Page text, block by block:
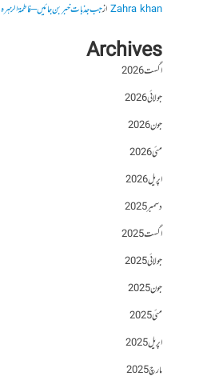
Zahra khanازجب جذبات خبر بن جائیں – فاطمۃالزہرہ
Archives
اگست 2026
جولائی 2026
جون 2026
مئی 2026
اپریل 2026
دسمبر 2025
اگست 2025
جولائی 2025
جون 2025
مئی 2025
اپریل 2025
مارچ 2025